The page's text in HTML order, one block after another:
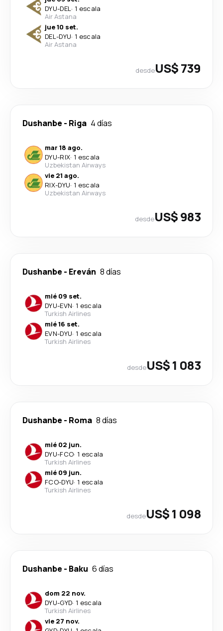
DYU-DEL· 1 escala
Air Astana
jue 10 set.
DEL-DYU· 1 escala
Air Astana
desdeUS$ 739
Dushanbe - Riga 4 días
mar 18 ago.
DYU-RIX· 1 escala
Uzbekistan Airways
vie 21 ago.
RIX-DYU· 1 escala
Uzbekistan Airways
desdeUS$ 983
Dushanbe - Ereván 8 días
mié 09 set.
DYU-EVN· 1 escala
Turkish Airlines
mié 16 set.
EVN-DYU· 1 escala
Turkish Airlines
desdeUS$ 1 083
Dushanbe - Roma 8 días
mié 02 jun.
DYU-FCO· 1 escala
Turkish Airlines
mié 09 jun.
FCO-DYU· 1 escala
Turkish Airlines
desdeUS$ 1 098
Dushanbe - Baku 6 días
dom 22 nov.
DYU-GYD· 1 escala
Turkish Airlines
vie 27 nov.